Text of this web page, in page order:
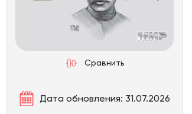
Сравнить
Дата обновления: 31.07.2026